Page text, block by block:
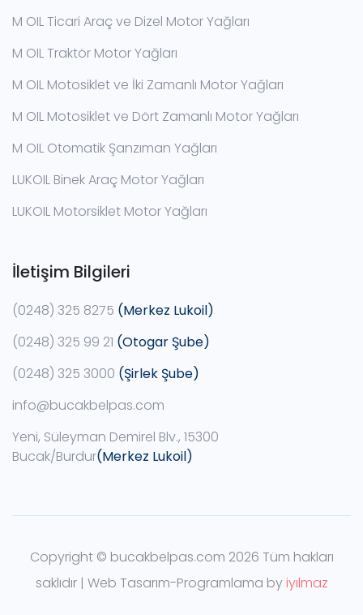
M OIL Ticari Araç ve Dizel Motor Yağları
M OIL Traktör Motor Yağları
M OIL Motosiklet ve İki Zamanlı Motor Yağları
M OIL Motosiklet ve Dört Zamanlı Motor Yağları
M OIL Otomatik Şanzıman Yağları
LUKOIL Binek Araç Motor Yağları
LUKOIL Motorsiklet Motor Yağları
İletişim Bilgileri
(0248) 325 8275 (Merkez Lukoil)
(0248) 325 99 21 (Otogar Şube)
(0248) 325 3000 (Şirlek Şube)
info@bucakbelpas.com
Yeni, Süleyman Demirel Blv., 15300
Bucak/Burdur(Merkez Lukoil)
Copyright © bucakbelpas.com 2026 Tüm hakları
saklıdır | Web Tasarım-Programlama byiyılmaz